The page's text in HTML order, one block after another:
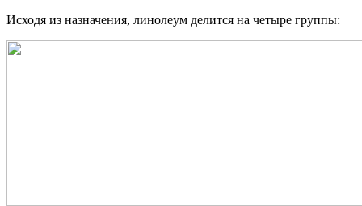
Исходя из назначения, линолеум делится на четыре группы: